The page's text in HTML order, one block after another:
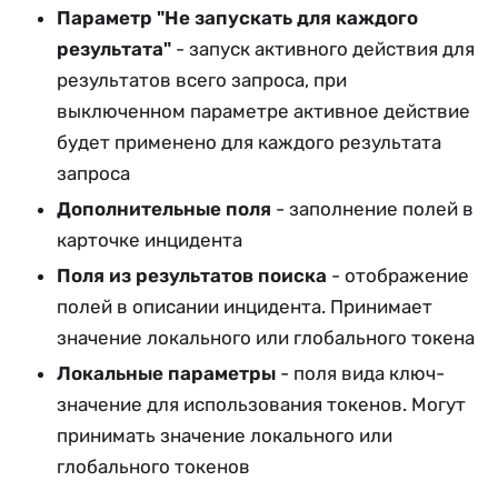
Параметр "Не запускать для каждого
результата" - запуск активного действия для
результатов всего запроса, при
выключенном параметре активное действие
будет применено для каждого результата
запроса
Дополнительные поля - заполнение полей в
карточке инцидента
Поля из результатов поиска - отображение
полей в описании инцидента. Принимает
значение локального или глобального токена
Локальные параметры - поля вида ключ-
значение для использования токенов. Могут
принимать значение локального или
глобального токенов